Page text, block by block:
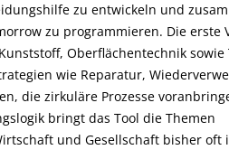
zu entwickeln und
zu programmieren. Die erste
Oberflächentechnik sowie
wie Reparatur,
die zirkuläre Prozesse
bringt das Tool die Themen
und Gesellschaft bisher oft